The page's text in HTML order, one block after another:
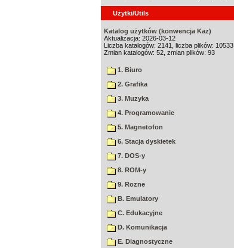
Użytki/Utils
Katalog użytków (konwencja Kaz)
Aktualizacja: 2026-03-12
Liczba katalogów: 2141, liczba plików: 10533
Zmian katalogów: 52, zmian plików: 93
1. Biuro
2. Grafika
3. Muzyka
4. Programowanie
5. Magnetofon
6. Stacja dyskietek
7. DOS-y
8. ROM-y
9. Rozne
B. Emulatory
C. Edukacyjne
D. Komunikacja
E. Diagnostyczne